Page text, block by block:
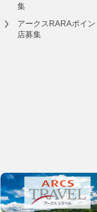
集
アークスRARAポイン
店募集